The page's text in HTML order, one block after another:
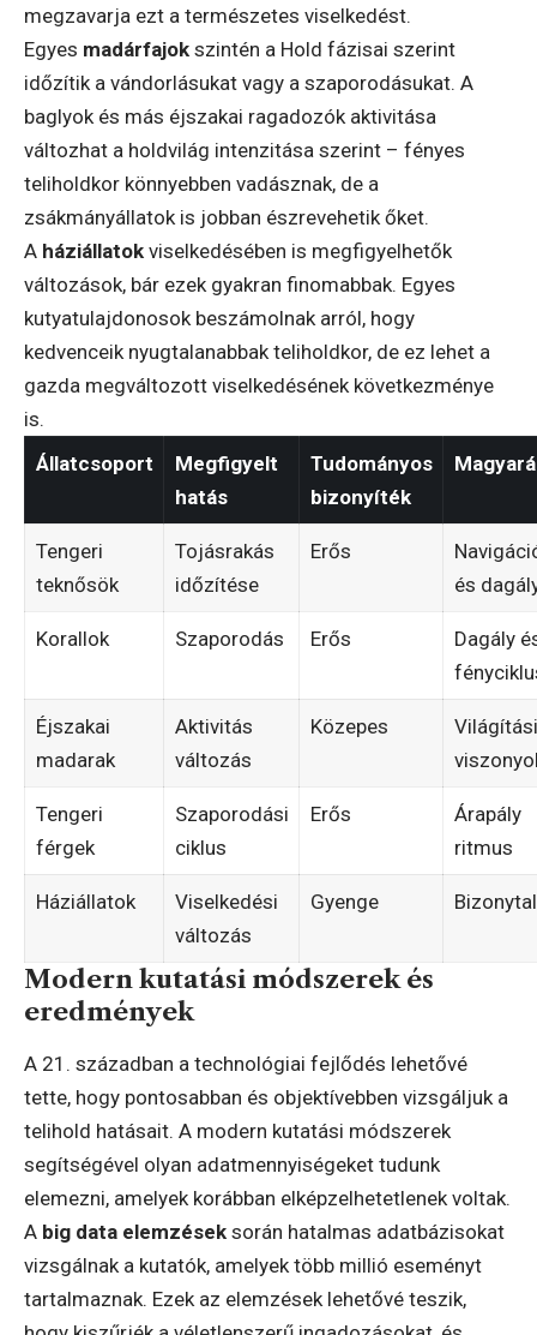
megzavarja ezt a természetes viselkedést.
Egyes madárfajok szintén a Hold fázisai szerint
időzítik a vándorlásukat vagy a szaporodásukat. A
baglyok és más éjszakai ragadozók aktivitása
változhat a holdvilág intenzitása szerint – fényes
teliholdkor könnyebben vadásznak, de a
zsákmányállatok is jobban észrevehetik őket.
A háziállatok viselkedésében is megfigyelhetők
változások, bár ezek gyakran finomabbak. Egyes
kutyatulajdonosok beszámolnak arról, hogy
kedvenceik nyugtalanabbak teliholdkor, de ez lehet a
gazda megváltozott viselkedésének következménye
is.
Állatcsoport
Megfigyelt
hatás
Tudományos
bizonyíték
Tengeri
teknősök
Tojásrakás
időzítése
Erős
és
Korallok Szaporodás Erős
Dagály
Éjszakai
madarak
Aktivitás
változás
Közepes
Világítási
Tengeri
férgek
Szaporodási
ciklus
Erős
Árapály
ritmus
Háziállatok
Viselkedési
változás
Gyenge
Modern kutatási módszerek és
eredmények
A 21. században a technológiai fejlődés lehetővé
tette, hogy pontosabban és objektívebben vizsgáljuk a
telihold hatásait. A modern kutatási módszerek
segítségével olyan adatmennyiségeket tudunk
elemezni, amelyek korábban elképzelhetetlenek voltak.
A big data elemzések során hatalmas adatbázisokat
vizsgálnak a kutatók, amelyek több millió eseményt
tartalmaznak. Ezek az elemzések lehetővé teszik,